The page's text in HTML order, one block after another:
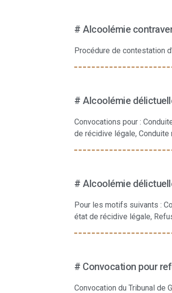
# Alcoolémie
Procédure de contestation
# Alcoolémie
Convocations pour :
de récidive légale,
# Alcoolémie
Pour les motifs suivants :
état de récidive légale,
# Convocation pour
Convocation du Tribunal de